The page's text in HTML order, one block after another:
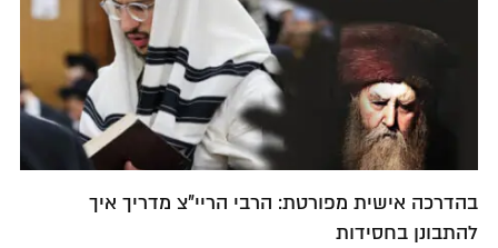
בהדרכה אישית מפורטת: הרבי הריי"צ מדריך איך
להתבונן בחסידות